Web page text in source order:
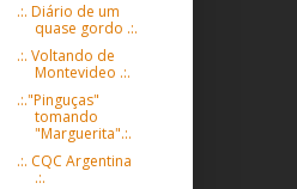
.:. Diário de um
quase gordo .:.
.:. Voltando de
Montevideo .:.
.:."Pinguças"
tomando
"Marguerita".:.
.:. CQC Argentina
.:.